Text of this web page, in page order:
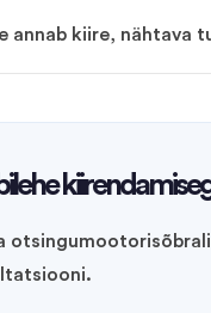
kiire, nähtava